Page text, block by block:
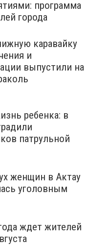
программа
города
каравайку
и
выпустили на
ребенка: в
патрульной
женщин в Актау
уголовным
ждет жителей